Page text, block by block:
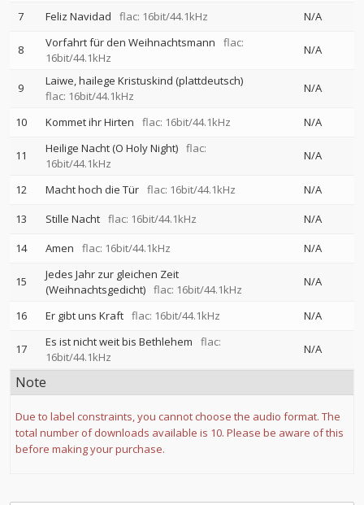
7 Feliz Navidad flac: 16bit/44.1kHz N/A
8 Vorfahrt für den Weihnachtsmann
flac:
16bit/44.1kHz
N/A
9
Laiwe, hailege Kristuskind (plattdeutsch)
flac: 16bit/44.1kHz
N/A
10 Kommet ihr Hirten flac: 16bit/44.1kHz N/A
11 Heilige Nacht (O Holy Night) flac:
16bit/44.1kHz
N/A
12 Macht hoch die Tür flac: 16bit/44.1kHz
N/A
13
Stille Nacht flac: 16bit/44.1kHz
N/A
14
Amen flac: 16bit/44.1kHz N/A
15
Jedes Jahr zur gleichen Zeit
(Weihnachtsgedicht) flac: 16bit/44.1kHz
N/A
16 Er gibt uns Kraft flac: 16bit/44.1kHz N/A
17 Es ist nicht weit bis Bethlehem
flac:
16bit/44.1kHz
N/A
Note
Due to label constraints, you cannot choose the audio format. The
total number of downloads available is 10. Please be aware of this
before making your purchase.